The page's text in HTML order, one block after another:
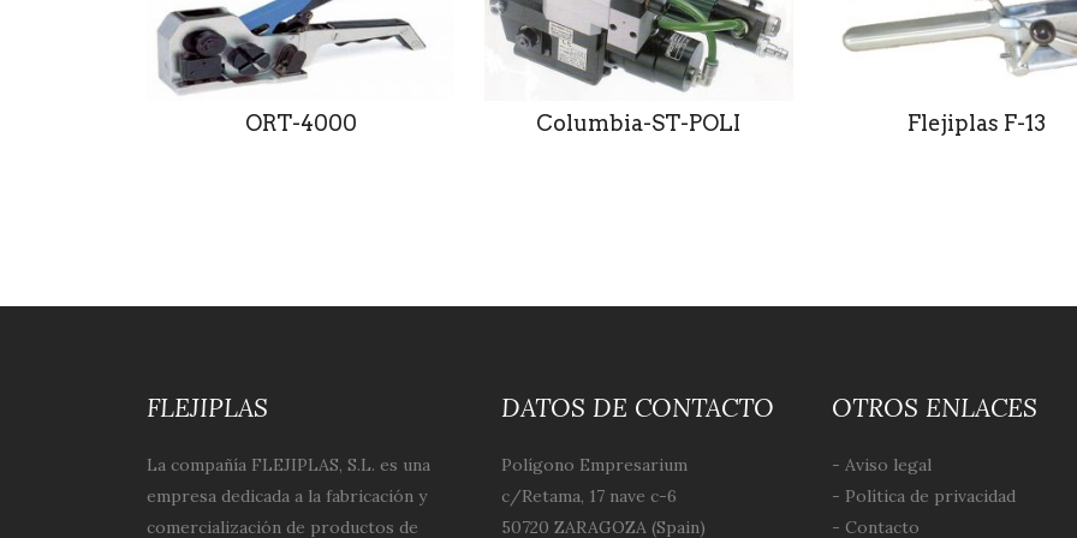
ORT-4000 Columbia-ST-POLI Flejiplas F-13
FLEJIPLAS
La compañía FLEJIPLAS, S.L. es una
empresa dedicada a la fabricación y
comercialización de productos de
DATOS DE CONTACTO
Polígono Empresarium
c/Retama, 17 nave c-6
50720 ZARAGOZA (Spain)
OTROS ENLACES
- Aviso legal
- Política de privacidad
- Contacto